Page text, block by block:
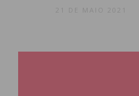
21 DE MAIO 2021